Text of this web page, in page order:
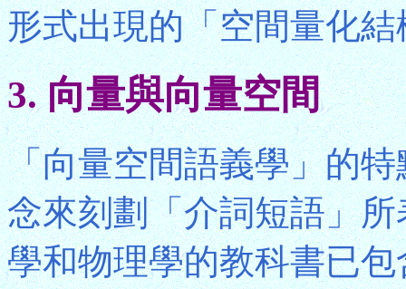
形式出現的「空間量化結
3. 向量與向量空間
「向量空間語義學」的
念來刻劃「介詞短語」
學和物理學的教科書已